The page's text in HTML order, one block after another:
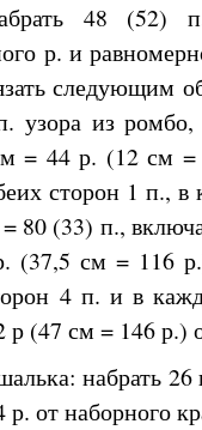
48 (52)
р. и
следующим
узора из ромбо,
= 44 р. (12 см =
сторон 1 п., в
= 80 (33) п.,
(37,5 см = 116
4 п. ив
р (47 см = 146 р.)
набрать 26
р. от наборного